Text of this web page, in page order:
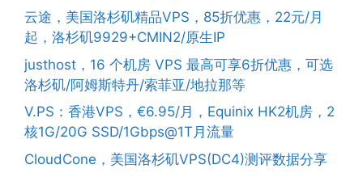
云途，美国洛杉矶精品VPS，85折优惠，22元/月
起，洛杉矶9929+CMIN2/原生IP
justhost，16 个机房 VPS 最高可享6折优惠，可选
洛杉矶/阿姆斯特丹/索菲亚/地拉那等
V.PS：香港VPS，€6.95/月，Equinix HK2机房，2
核1G/20G SSD/1Gbps@1T月流量
CloudCone，美国洛杉矶VPS(DC4)测评数据分享